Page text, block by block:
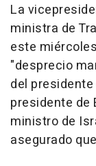
La
ministra de
este
"desprecio
del presidente
presidente de
ministro de
asegurado